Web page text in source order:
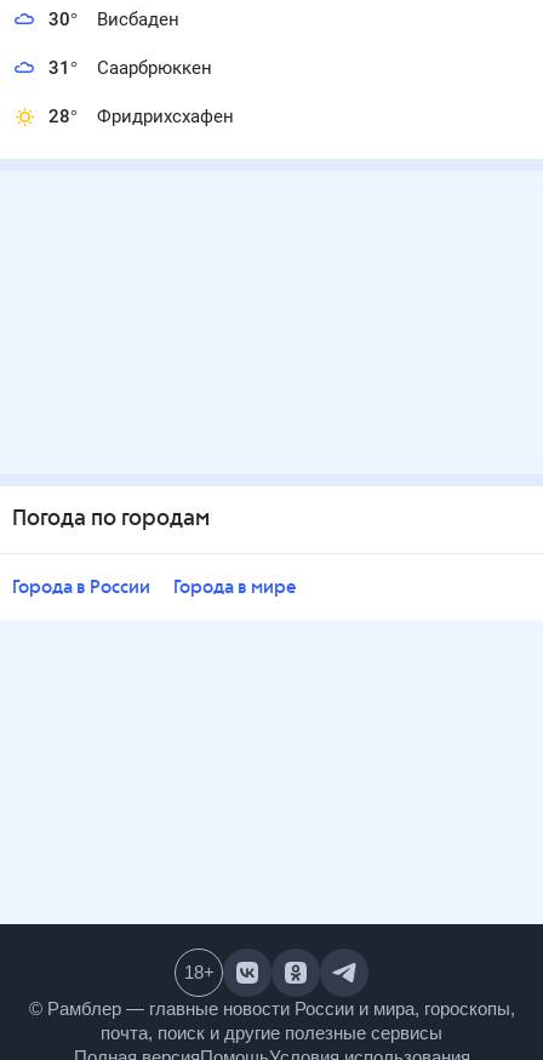
30° Висбаден
31° Саарбрюккен
28° Фридрихсхафен
Погода по городам
Города в России Города в мире
© Рамблер — главные новости России и мира,
гороскопы, почта, поиск и другие полезные сервисы
18+